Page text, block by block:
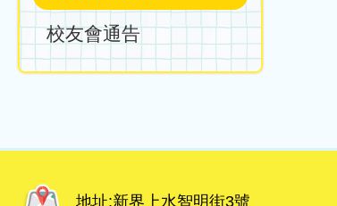
校友會通告
地址:新界上水智明街3號